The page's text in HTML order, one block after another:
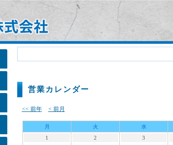
営業カレンダー
<< 前年 < 前月
月 火 水
1
2 3